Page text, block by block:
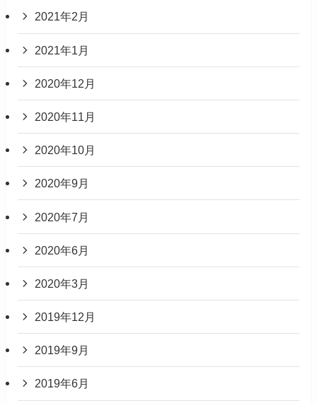
2021年2月
2021年1月
2020年12月
2020年11月
2020年10月
2020年9月
2020年7月
2020年6月
2020年3月
2019年12月
2019年9月
2019年6月